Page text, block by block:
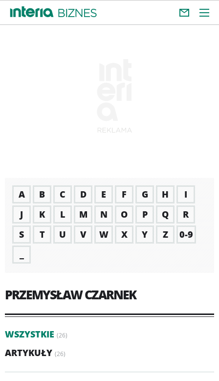
A B C D E F G H
I
J
K L M N O P Q
R
S
T U V W X Y Z
0-9
PRZEMYSŁAW CZARNEK
WSZYSTKIE (26)
ARTYKUŁY (26)